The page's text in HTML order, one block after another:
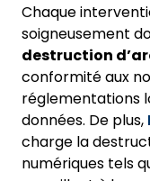
Chaque
soigneusement
destruction
conformité aux
réglementations
données. De plus,
charge la
numériques tels